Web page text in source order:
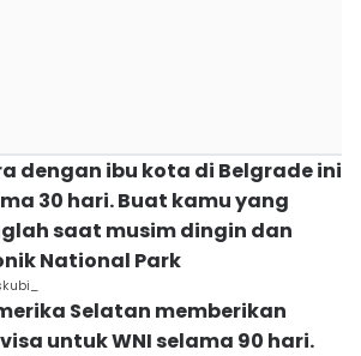
dengan ibu kota di Belgrade ini
30 hari. Buat kamu yang
saat musim dingin dan
National Park
Selatan memberikan
untuk WNI selama 90 hari.